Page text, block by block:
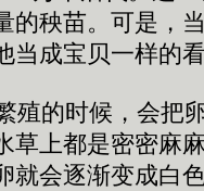
的秧苗。可是，
当成宝贝一样的
的时候，会把
草上都是密密麻
就会逐渐变成白